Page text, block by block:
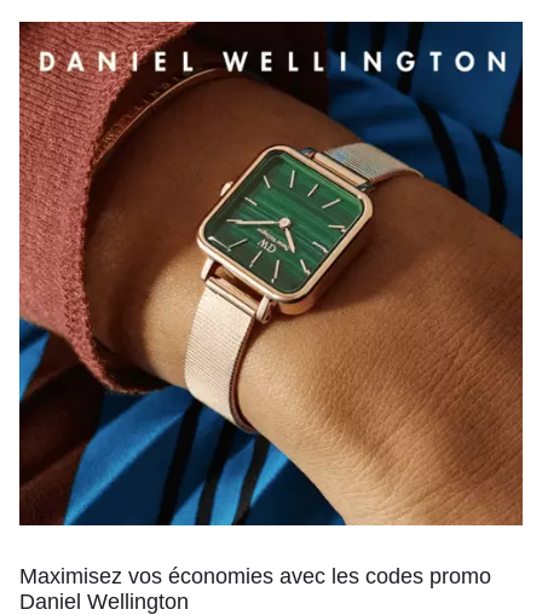
Maximisez vos économies avec les codes promo
Daniel Wellington